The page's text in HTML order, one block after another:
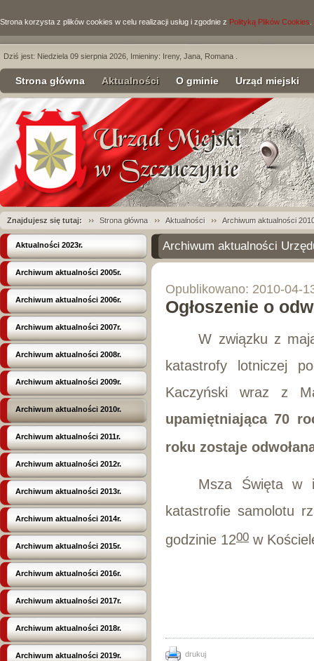
Strona korzysta z plików cookies w celu realizacji usług i zgodnie z Polityką Plików Cookies
Dziś jest: Niedziela 09 sierpnia 2026, Imieniny: Ireny, Jana, Romana .
Strona główna Aktualności O gminie Urząd miejski
Znajdujesz się tutaj: Strona główna Aktualności Archiwum aktualności
Aktualności 2023r.
Archiwum aktualności 2005r.
Archiwum aktualności 2006r.
Archiwum aktualności 2007r.
Archiwum aktualności 2008r.
Archiwum aktualności 2009r.
Archiwum aktualności 2010r.
Archiwum aktualności 2011r.
Archiwum aktualności 2012r.
Archiwum aktualności 2013r.
Archiwum aktualności 2014r.
Archiwum aktualności 2015r.
Archiwum aktualności 2016r.
Archiwum aktualności 2017r.
Archiwum aktualności 2018r.
Archiwum aktualności 2019r.
Archiwum aktualności
Opublikowano: 2010-04-
Ogłoszenie o
W związku z
katastrofy lotniczej
Kaczyński wraz z
upamiętniająca 70
roku zostaje
Msza Święta w
katastrofie samolotu
godzinie 1200 w
drukuj